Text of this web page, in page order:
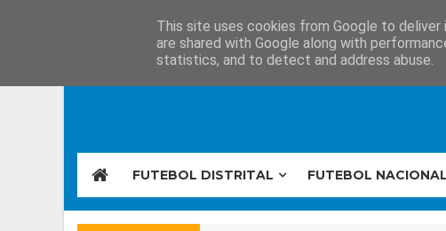
FUTEBOL DISTRITAL FUTEBOL NACIONAL
This site uses cookies from Google to
are shared with Google along with
statistics, and to detect and address abuse.